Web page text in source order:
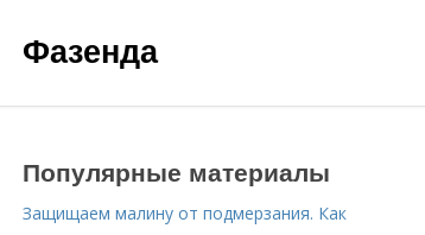
Фазенда
Популярные материалы
Защищаем малину от подмерзания. Как